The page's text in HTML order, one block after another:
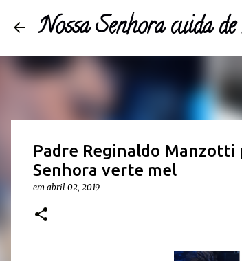
Nossa Senhora cuida
Padre Reginaldo Manzotti
Senhora verte mel
em abril 02, 2019